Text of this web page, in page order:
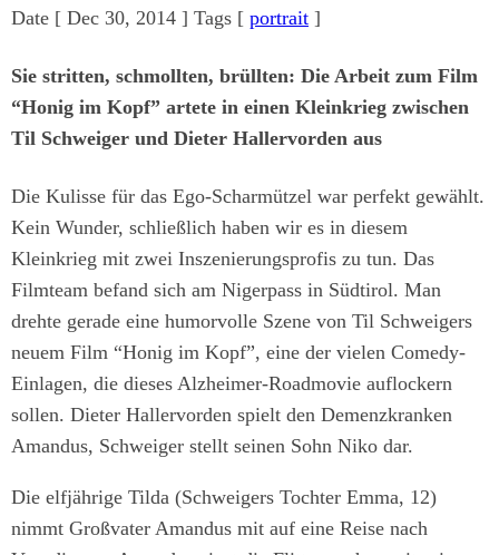
Date [ Dec 30, 2014 ] Tags [ portrait ]
Sie stritten, schmollten, brüllten: Die Arbeit zum Film
“Honig im Kopf” artete in einen Kleinkrieg zwischen
Til Schweiger und Dieter Hallervorden aus
Die Kulisse für das Ego-Scharmützel war perfekt gewählt.
Kein Wunder, schließlich haben wir es in diesem
Kleinkrieg mit zwei Inszenierungsprofis zu tun. Das
Filmteam befand sich am Nigerpass in Südtirol. Man
drehte gerade eine humorvolle Szene von Til Schweigers
neuem Film “Honig im Kopf”, eine der vielen Comedy-
Einlagen, die dieses Alzheimer-Roadmovie auflockern
sollen. Dieter Hallervorden spielt den Demenzkranken
Amandus, Schweiger stellt seinen Sohn Niko dar.
Die elfjährige Tilda (Schweigers Tochter Emma, 12)
nimmt Großvater Amandus mit auf eine Reise nach